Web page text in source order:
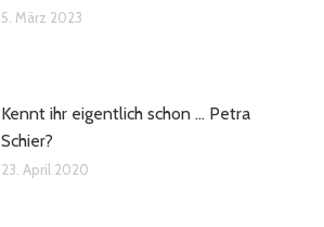
5. März 2023
Kennt ihr eigentlich schon … Petra
Schier?
23. April 2020